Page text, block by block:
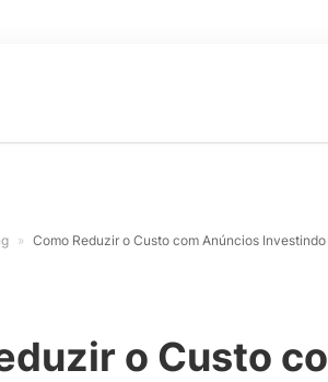
» Como Reduzir o Custo com Anúncios
o Custo